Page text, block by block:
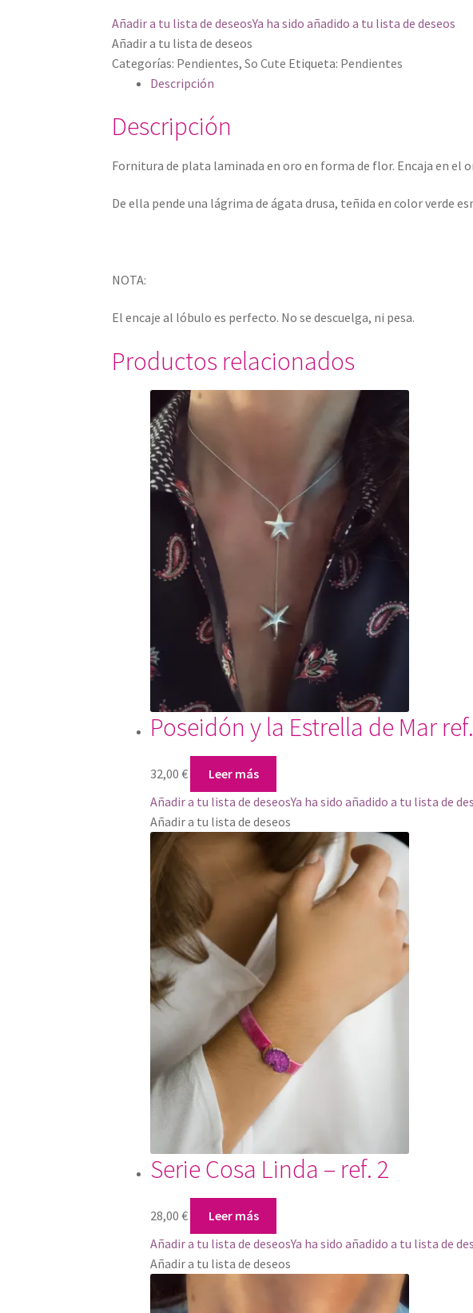
Añadir a tu lista de deseosYa ha sido añadido a tu lista de deseos
Añadir a tu lista de deseos
Categorías: Pendientes,So Cute Etiqueta: Pendientes
Descripción
Descripción
Fornitura de plata laminada en oro en forma de flor. Encaja en
De ella pende una lágrima de ágata drusa, teñida en color verde
NOTA:
El encaje al lóbulo es perfecto. No se descuelga, ni pesa.
Productos relacionados
Poseidón y la Estrella de Mar
32,00€
Leer más
Añadir a tu lista de deseosYa ha sido añadido a tu lista de
Añadir a tu lista de deseos
Serie Cosa Linda – ref. 2
28,00€
Leer más
Añadir a tu lista de deseosYa ha sido añadido a tu lista de
Añadir a tu lista de deseos